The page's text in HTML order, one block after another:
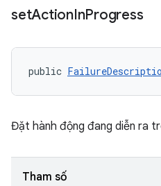
setActionInProgress
public
Đặt hành động đang diễn ra
Tham số